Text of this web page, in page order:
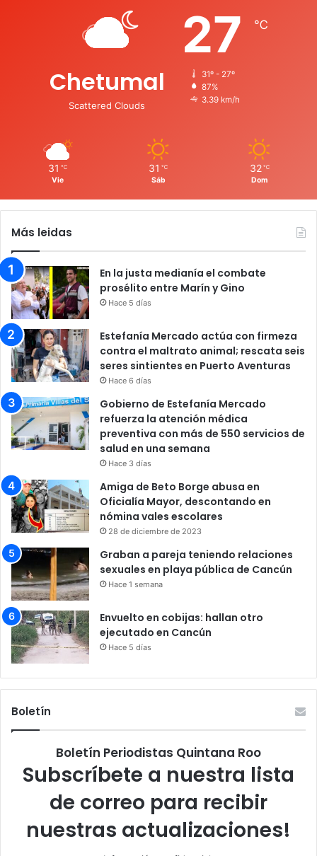
Chetumal
Scattered Clouds
27 ℃
31º - 27º
87%
3.39 km/h
31 ℃
Vie
31 ℃
Sáb
32 ℃
Dom
Más leidas
En la justa medianía el combate
prosélito entre Marín y Gino
Hace 5 días
Estefanía Mercado actúa con firmeza
contra el maltrato animal; rescata seis
seres sintientes en Puerto Aventuras
Hace 6 días
Gobierno de Estefanía Mercado
refuerza la atención médica
preventiva con más de 550 servicios de
salud en una semana
Hace 3 días
Amiga de Beto Borge abusa en
Oficialía Mayor, descontando en
nómina vales escolares
28 de diciembre de 2023
Graban a pareja teniendo relaciones
sexuales en playa pública de Cancún
Hace 1 semana
Envuelto en cobijas: hallan otro
ejecutado en Cancún
Hace 5 días
Boletín
Boletín Periodistas Quintana Roo
Subscríbete a nuestra lista
de correo para recibir
nuestras actualizaciones!